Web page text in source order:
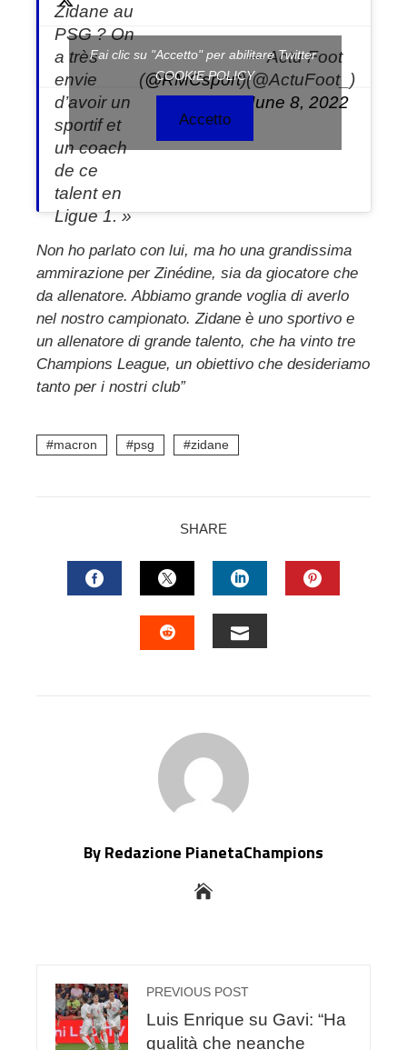
Zidane au
PSG ? On
a très
envie
d’avoir un
sportif et
un coach
de ce
talent en
Ligue 1. »
(@RMCsport)
— Actu Foot
(@ActuFoot_)
June 8, 2022
Fai clic su "Accetto" per abilitare Twitter
COOKIE POLICY
Accetto
Non ho parlato con lui, ma ho una grandissima
ammirazione per Zinédine, sia da giocatore che
da allenatore. Abbiamo grande voglia di averlo
nel nostro campionato. Zidane è uno sportivo e
un allenatore di grande talento, che ha vinto tre
Champions League, un obiettivo che desideriamo
tanto per i nostri club”
macron psg zidane
SHARE
FACEBOOKTWITTERLINKEDIN
By Redazione PianetaChampions
PREVIOUS POST
Luis Enrique su Gavi: “Ha
qualità che neanche